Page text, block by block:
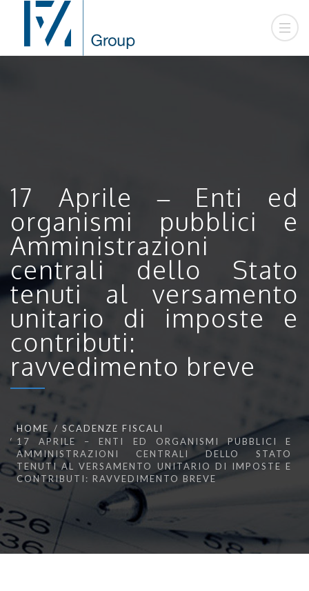
17 Aprile – Enti ed
organismi pubblici e
Amministrazioni
centrali dello Stato
tenuti al versamento
unitario di imposte e
contributi:
ravvedimento breve
HOME
SCADENZE FISCALI
17 APRILE – ENTI ED ORGANISMI PUBBLICI E
AMMINISTRAZIONI CENTRALI DELLO STATO
TENUTI AL VERSAMENTO UNITARIO DI IMPOSTE E
CONTRIBUTI: RAVVEDIMENTO BREVE